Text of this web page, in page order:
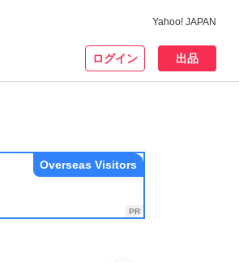
Yahoo! JAPAN
ログイン 出品
Overseas Visitors